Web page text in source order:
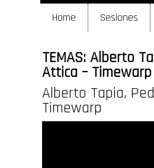
Home Sesiones
TEMAS: Alberto
Attica – Timewarp
Alberto Tapia,
Timewarp